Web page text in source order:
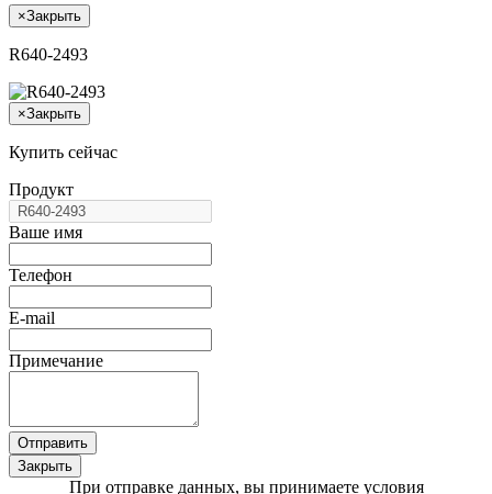
×Закрыть
R640-2493
×Закрыть
Купить сейчас
Продукт
Ваше имя
Телефон
E-mail
Примечание
Отправить
Закрыть
При отправке данных, вы принимаете условия